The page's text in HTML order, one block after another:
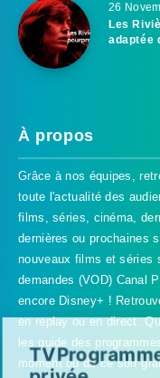
26
Les
adaptée
À propos
Grâce à nos équipes,
toute l'actualité des
films, séries, cinéma,
dernières ou prochaines
nouveaux films et séries
demandes (VOD) Canal
encore Disney+ !
en replay ou en direct.
les guide des
moment ou de ce soir